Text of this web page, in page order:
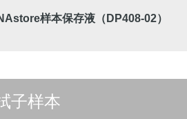
样本保存液（DP408-02）
子样本